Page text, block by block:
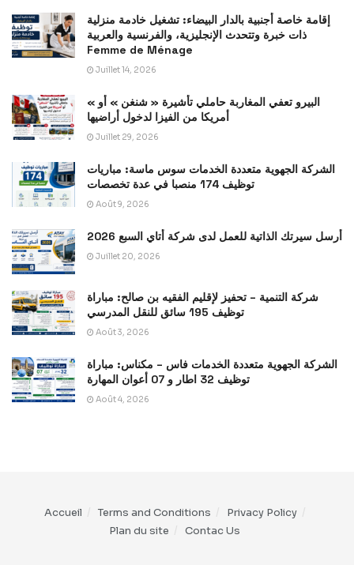
إقامة خاصة أجنبية بالدار البيضاء: تشغيل خادمة منزلية
ذات خبرة وتتحدث الإنجليزية، والفرنسية والعربية
Femme de Ménage
Juillet 14, 2026
« البيرو تعفي المغاربة حاملي تأشيرة « شنغن » أو
أمريكا من الفيزا لدخول أراضيها
Juillet 29, 2026
الشركة الجهوية متعددة الخدمات سوس ماسة: مباريات
توظيف 174 منصبا في عدة تخصصات
Août 9, 2026
أرسل سيرتك الذاتية للعمل لدى شركة أتاي السبع 2026
Juillet 20, 2026
شركة التنمية – تحفيز لإقليم الفقيه بن صالح: مباراة
توظيف 195 سائق للنقل المدرسي
Août 3, 2026
الشركة الجهوية متعددة الخدمات فاس – مكناس: مباراة
توظيف 32 اطار و 07 أعوان المهارة
Août 4, 2026
Accueil Terms and Conditions
Privacy Policy
Plan du site
Contac Us